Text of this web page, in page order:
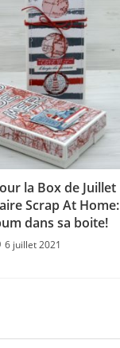
la Box de Juillet
Scrap At Home:
dans sa boite!
6 juillet 2021